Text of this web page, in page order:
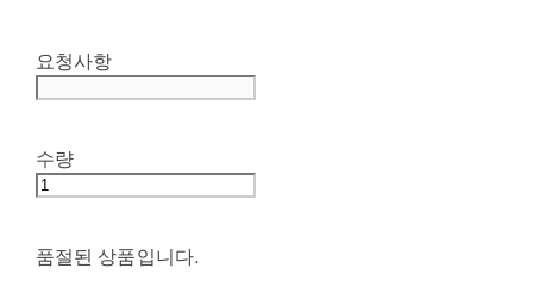
요청사항
수량
품절된 상품입니다.